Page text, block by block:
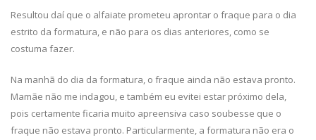
Resultou daí que o alfaiate prometeu aprontar o fraque para o dia
estrito da formatura, e não para os dias anteriores, como se
costuma fazer.
Na manhã do dia da formatura, o fraque ainda não estava pronto.
Mamãe não me indagou, e também eu evitei estar próximo dela,
pois certamente ficaria muito apreensiva caso soubesse que o
fraque não estava pronto. Particularmente, a formatura não era o